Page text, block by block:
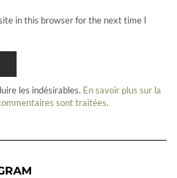
in this browser for the next time I
les indésirables. En savoir plus sur la
sont traitées.